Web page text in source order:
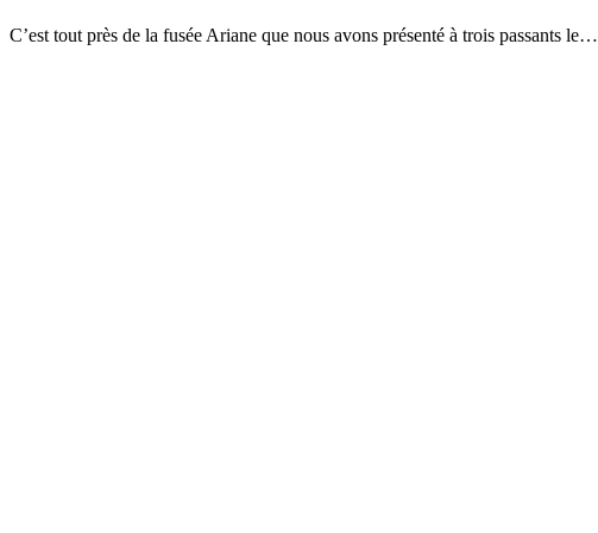
C’est tout près de la fusée Ariane que nous avons présenté à trois passants le…